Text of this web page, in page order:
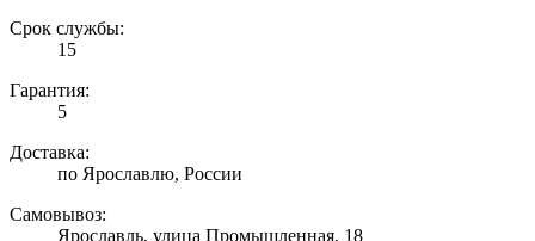
Срок службы:
15
Гарантия:
5
Доставка:
по Ярославлю, России
Самовывоз:
Ярославль, улица Промышленная, 18